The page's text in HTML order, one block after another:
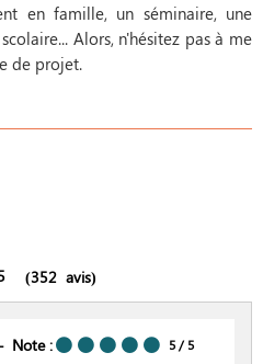
en famille, un séminaire, une
Alors, n'hésitez pas à me
de projet.
(352 avis)
Note : 5 / 5